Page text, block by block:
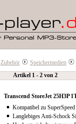
Zubehör Speichermedien
Artikel 1 - 2 von 2
Transcend StoreJet 25H3P
Kompatibel zu
Langlebiges Anti-Schock